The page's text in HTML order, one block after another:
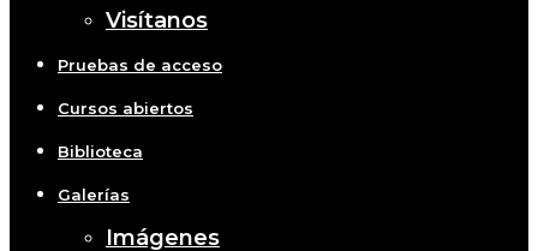
Visítanos
Pruebas de acceso
Cursos abiertos
Biblioteca
Galerías
Imágenes